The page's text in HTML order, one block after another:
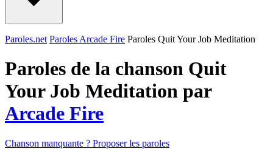
Paroles.net Paroles Arcade Fire Paroles Quit Your Job Meditation
Paroles de la chanson Quit
Your Job Meditation par
Arcade Fire
Chanson manquante ? Proposer les paroles